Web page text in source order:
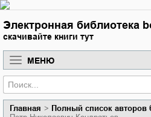
Электронная библиотека
скачивайте книги тут
МЕНЮ
Главная
Полный список авторов